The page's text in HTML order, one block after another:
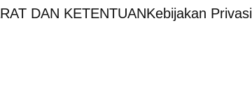
DAN KETENTUANKebijakan Privasi